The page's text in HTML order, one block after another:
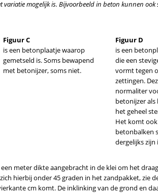
mogelijk is. Bijvoorbeeld in beton kunnen ook
Figuur C
is een betonplaatje waarop
gemetseld is. Soms bewapend
met betonijzer, soms niet.
Figuur D
is een
die een
vormt tegen
zettingen.
normaliter
betonijzer als
het geheel
Het komt
betonbalken
dergelijks
meter dikte aangebracht in de klei om het
hierbij onder 45 graden in het zandpakket, zie
cm komt. De inklinking van de grond en